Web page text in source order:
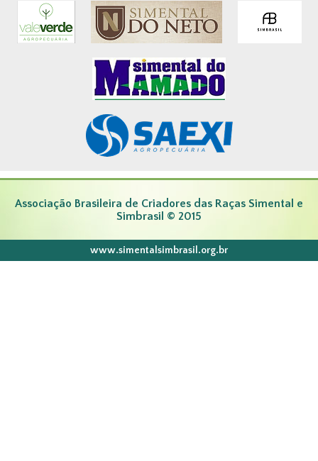
Associação Brasileira de Criadores das Raças Simental e
Simbrasil © 2015
www.simentalsimbrasil.org.br